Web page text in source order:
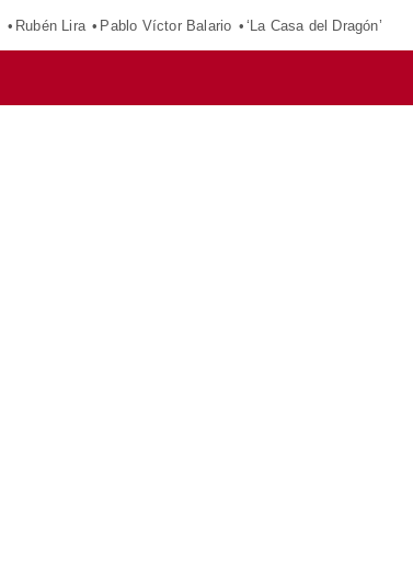
Rubén Lira Pablo Víctor Balario ‘La Casa del Dragón’